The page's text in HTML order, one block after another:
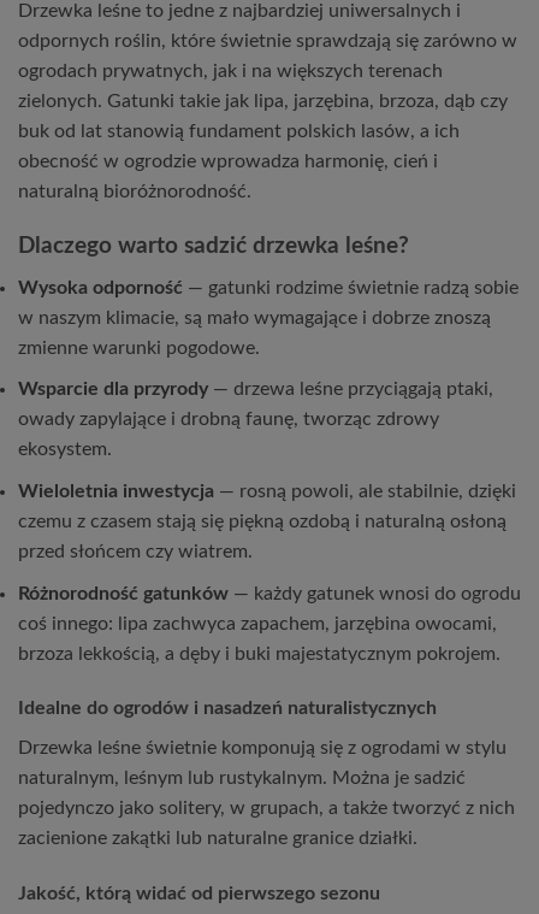
Drzewka leśne to jedne z najbardziej uniwersalnych i
odpornych roślin, które świetnie sprawdzają się zarówno w
ogrodach prywatnych, jak i na większych terenach
zielonych. Gatunki takie jak lipa, jarzębina, brzoza, dąb czy
buk od lat stanowią fundament polskich lasów, a ich
obecność w ogrodzie wprowadza harmonię, cień i
naturalną bioróżnorodność.
Dlaczego warto sadzić drzewka leśne?
Wysoka odporność — gatunki rodzime świetnie radzą sobie
w naszym klimacie, są mało wymagające i dobrze znoszą
zmienne warunki pogodowe.
Wsparcie dla przyrody — drzewa leśne przyciągają ptaki,
owady zapylające i drobną faunę, tworząc zdrowy
ekosystem.
Wieloletnia inwestycja — rosną powoli, ale stabilnie, dzięki
czemu z czasem stają się piękną ozdobą i naturalną osłoną
przed słońcem czy wiatrem.
Różnorodność gatunków — każdy gatunek wnosi do ogrodu
coś innego: lipa zachwyca zapachem, jarzębina owocami,
brzoza lekkością, a dęby i buki majestatycznym pokrojem.
Idealne do ogrodów i nasadzeń naturalistycznych
Drzewka leśne świetnie komponują się z ogrodami w stylu
naturalnym, leśnym lub rustykalnym. Można je sadzić
pojedynczo jako solitery, w grupach, a także tworzyć z nich
zacienione zakątki lub naturalne granice działki.
Jakość, którą widać od pierwszego sezonu